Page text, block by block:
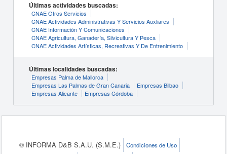
Últimas actividades buscadas:
CNAE Otros Servicios
CNAE Actividades Administrativas Y Servicios Auxliares
CNAE Información Y Comunicaciones
CNAE Agricultura, Ganadería, Silvicultura Y Pesca
CNAE Actividades Artísticas, Recreativas Y De Entrenimiento
Últimas localidades buscadas:
Empresas Palma de Mallorca
Empresas Las Palmas de Gran Canaria
Empresas Bilbao
Empresas Alicante
Empresas Córdoba
© INFORMA D&B S.A.U. (S.M.E.)
Condiciones de Uso